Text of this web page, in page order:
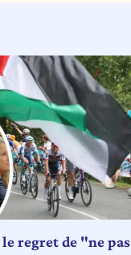
regret de "ne pas